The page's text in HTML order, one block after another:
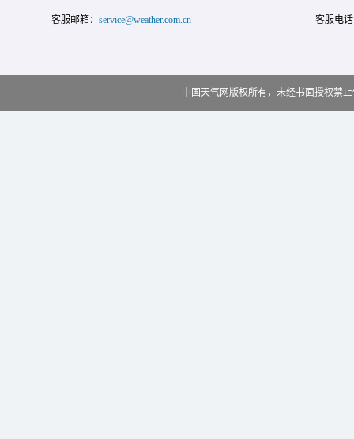
客服邮箱： service@weather.com.cn 客服电
中国天气网版权所有，未经书面授权